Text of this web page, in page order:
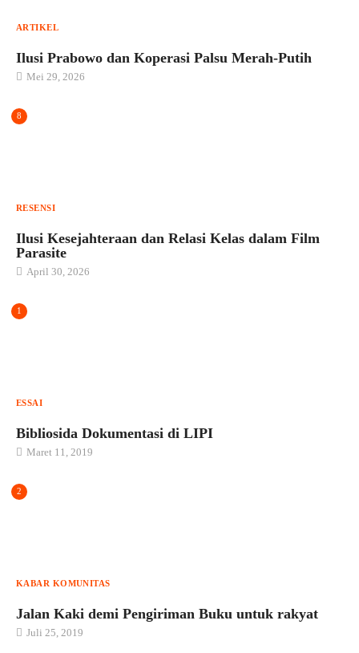
ARTIKEL
Ilusi Prabowo dan Koperasi Palsu Merah-Putih
Mei 29, 2026
8
RESENSI
Ilusi Kesejahteraan dan Relasi Kelas dalam Film
Parasite
April 30, 2026
1
ESSAI
Bibliosida Dokumentasi di LIPI
Maret 11, 2019
2
KABAR KOMUNITAS
Jalan Kaki demi Pengiriman Buku untuk rakyat
Juli 25, 2019